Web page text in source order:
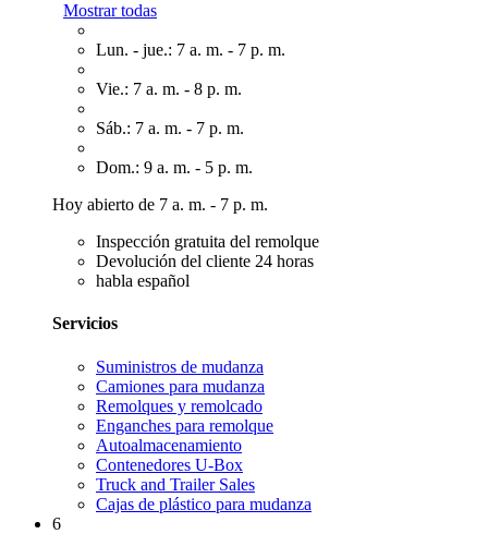
Mostrar todas
Lun. - jue.: 7 a. m. - 7 p. m.
Vie.: 7 a. m. - 8 p. m.
Sáb.: 7 a. m. - 7 p. m.
Dom.: 9 a. m. - 5 p. m.
Hoy abierto de 7 a. m. - 7 p. m.
Inspección gratuita del remolque
Devolución del cliente 24 horas
habla español
Servicios
Suministros de mudanza
Camiones para mudanza
Remolques y remolcado
Enganches para remolque
Autoalmacenamiento
Contenedores U-Box
Truck and Trailer Sales
Cajas de plástico para mudanza
6